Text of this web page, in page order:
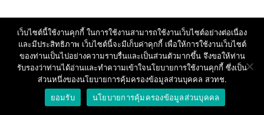
เว็บไซต์นี้ใช้งานคุกกี้ ในการใช้งานสามารถใช้งานเว็บไซต์อย่างต่อเนื่อง
และมีประสิทธิภาพ เว็บไซต์นี้จะมีเก็บค่าคุกกี้ เพื่อให้การใช้งานเว็บไซต์
ของท่านเป็นไปอย่างความราบรื่นและเป็นส่วนตัวมากขึ้น จึงขอให้ท่าน
รับรองว่าท่านได้อ่านและทำความเข้าใจนโยบายการใช้งานคุกกี้ ซึ่งเป็น
ส่วนหนึ่งของนโยบายการคุ้มครองข้อมูลส่วนบุคคล สวทช.
ยอมรับ
นโยบายการคุ้มครองข้อมูลส่วนบุคคล